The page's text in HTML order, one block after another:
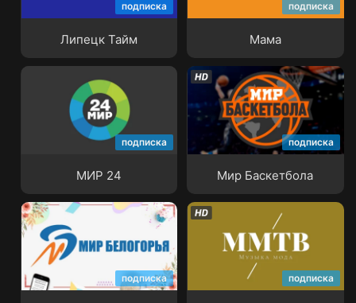
подписка
Липецк Тайм
подписка
Мама
подписка
МИР 24
подписка
Мир Баскетбола
Мир Баскетбола
подписка
Мир Белогорья подписка